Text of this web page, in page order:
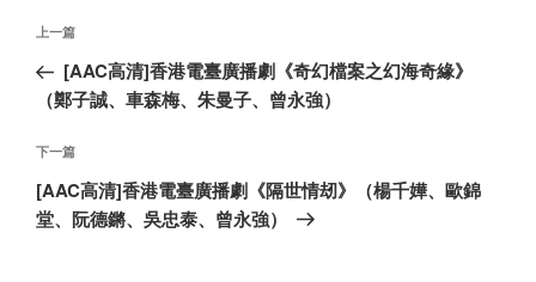
文
导
航
上
一
篇
章
上一篇
[AAC高清]香港電臺廣播劇《奇幻檔案之幻海奇緣》
（鄭子誠、車森梅、朱曼子、曾永強）
下
一
篇
下一篇
[AAC高清]香港電臺廣播劇《隔世情刼》（楊千嬅、歐錦
堂、阮德鏘、吳忠泰、曾永強）